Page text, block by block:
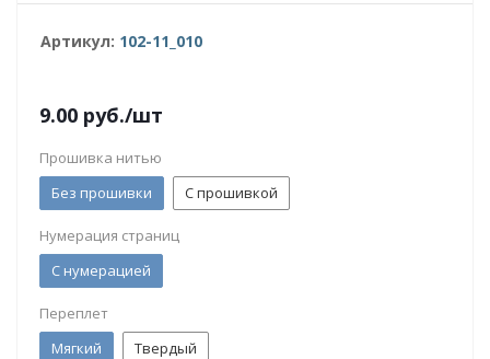
Артикул: 102-11_010
9.00 руб./шт
Прошивка нитью
Без прошивки
С прошивкой
Нумерация страниц
С нумерацией
Переплет
Мягкий
Твердый